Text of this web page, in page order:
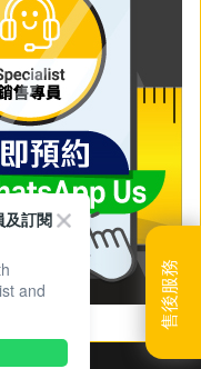
售後服務
及訂閱
and